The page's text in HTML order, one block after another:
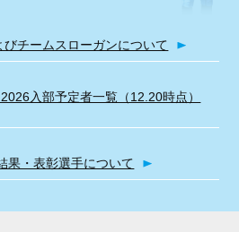
チームスローガンについて
入部予定者一覧（12.20時点）
果・表彰選手について